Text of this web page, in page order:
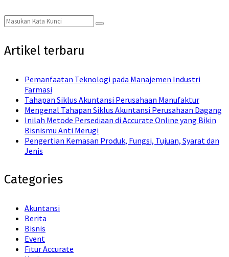
Search
for:
Search
Artikel terbaru
Pemanfaatan Teknologi pada Manajemen Industri
Farmasi
Tahapan Siklus Akuntansi Perusahaan Manufaktur
Mengenal Tahapan Siklus Akuntansi Perusahaan Dagang
Inilah Metode Persediaan di Accurate Online yang Bikin
Bisnismu Anti Merugi
Pengertian Kemasan Produk, Fungsi, Tujuan, Syarat dan
Jenis
Categories
Akuntansi
Berita
Bisnis
Event
Fitur Accurate